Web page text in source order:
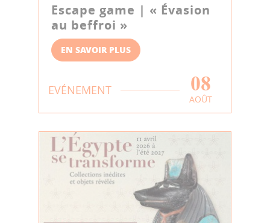
Escape game | « Évasion
au beffroi »
EN SAVOIR PLUS
EVÉNEMENT 08
AOÛT